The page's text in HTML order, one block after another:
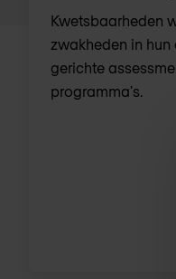
Kwetsbaarheden
zwakheden in
gerichte
programma's.